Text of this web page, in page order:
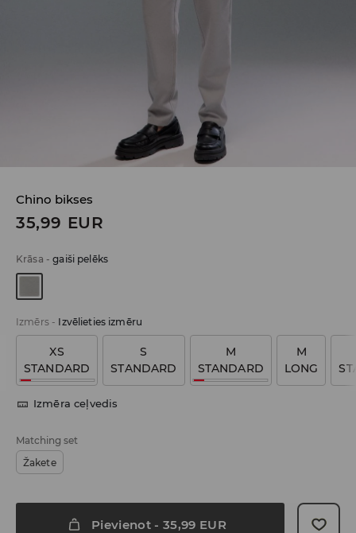
Chino bikses
35,99 EUR
Krāsa -gaiši pelēks
Izmērs- Izvēlieties izmēru
XS
STANDARD
S
STANDARD
M
STANDARD
M
LONG
Izmēra ceļvedis
Matching set
Žakete
Pievienot - 35,99 EUR